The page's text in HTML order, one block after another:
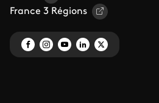
France 3 Régions